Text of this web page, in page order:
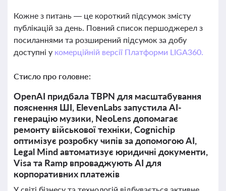
Кожне з питань — це короткий підсумок змісту
публікацій за день. Повний список першоджерел з
посиланнями та розширений підсумок за добу
доступні у комерційній версії Платформи LIGA360.
Стисло про головне:
OpenAI придбала TBPN для масштабування
пояснення ШІ, ElevenLabs запустила AI-
генерацію музики, NeoLens допомагає
ремонту військової техніки, Cognichip
оптимізує розробку чипів за допомогою AI,
Legal Mind автоматизує юридичні документи,
Visa та Ramp впроваджують AI для
корпоративних платежів